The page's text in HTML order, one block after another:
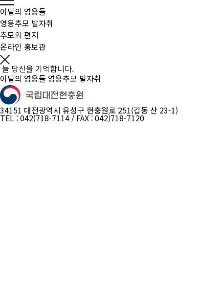
이달의 영웅들
영웅추모 발자취
추모의 편지
온라인 홍보관
늘 당신을 기억합니다.
이달의 영웅들 영웅추모 발자취
34151 대전광역시 유성구 현충원로 251(갑동 산 23-1)
TEL : 042)718-7114 / FAX : 042)718-7120